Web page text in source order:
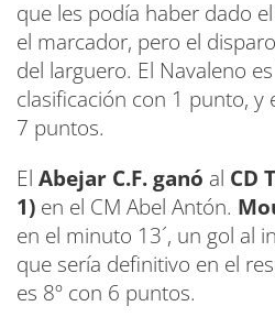
que les podía haber dado
el marcador, pero el
del larguero. El Navaleno
clasificación con 1 punto, y
7 puntos.
El Abejar C.F. ganó al CD
1) en el CM Abel Antón.
en el minuto 13´, un gol al
que sería definitivo en el
es 8º con 6 puntos.